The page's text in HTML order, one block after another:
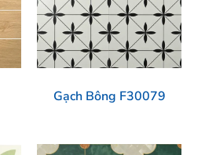
Gạch Bông F30079